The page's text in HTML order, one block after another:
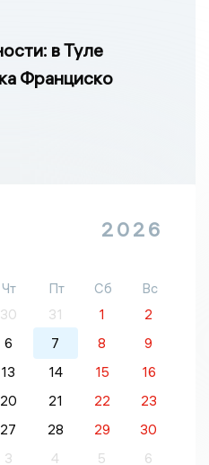
в Туле
Франциско
2026
Чт Пт Сб
Вс
30 31 1
2
6 7 8
9
13 14 15
16
20 21 22
23
27 28 29
30
3 4 5 6